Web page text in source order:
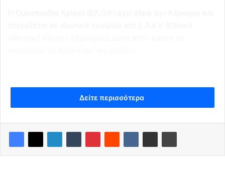
Δείτε περισσότερα